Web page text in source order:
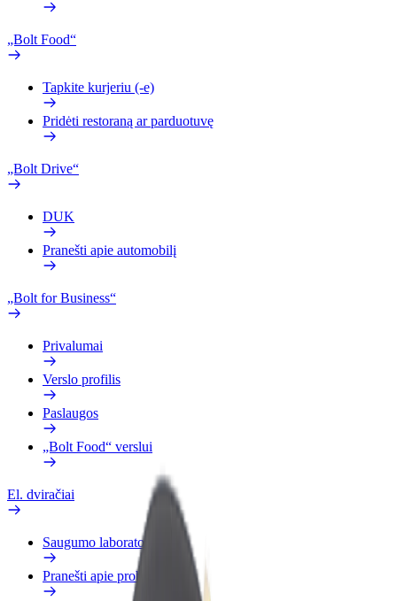
„Bolt Food“
Tapkite kurjeriu (-e)
Pridėti restoraną ar parduotuvę
„Bolt Drive“
DUK
Pranešti apie automobilį
„Bolt for Business“
Privalumai
Verslo profilis
Paslaugos
„Bolt Food“ verslui
El. dviračiai
Saugumo laboratorija
Pranešti apie problemą